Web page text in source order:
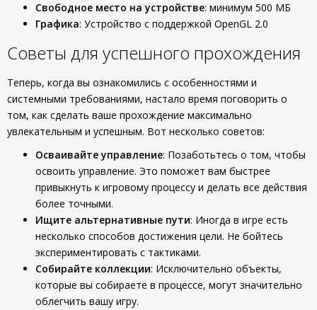
Свободное место на устройстве: минимум 500 МБ
Графика: Устройство с поддержкой OpenGL 2.0
Советы для успешного прохождения
Теперь, когда вы ознакомились с особенностями и
системными требованиями, настало время поговорить о
том, как сделать ваше прохождение максимально
увлекательным и успешным. Вот несколько советов:
Осваивайте управление: Позаботьтесь о том, чтобы
освоить управление. Это поможет вам быстрее
привыкнуть к игровому процессу и делать все действия
более точными.
Ищите альтернативные пути: Иногда в игре есть
несколько способов достижения цели. Не бойтесь
экспериментировать с тактиками.
Собирайте коллекции: Исключительно объекты,
которые вы собираете в процессе, могут значительно
облегчить вашу игру.